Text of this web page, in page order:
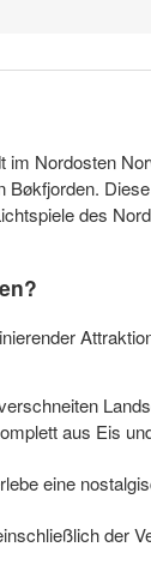
Nordosten
des
aus Eis
eine
der